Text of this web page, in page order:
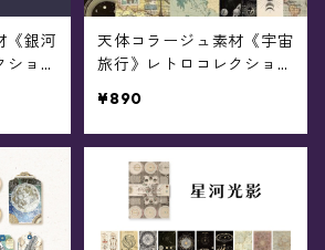
《銀河
ショ
天体コラージュ素材《宇宙
旅行》レトロコレクショ
入り
¥890